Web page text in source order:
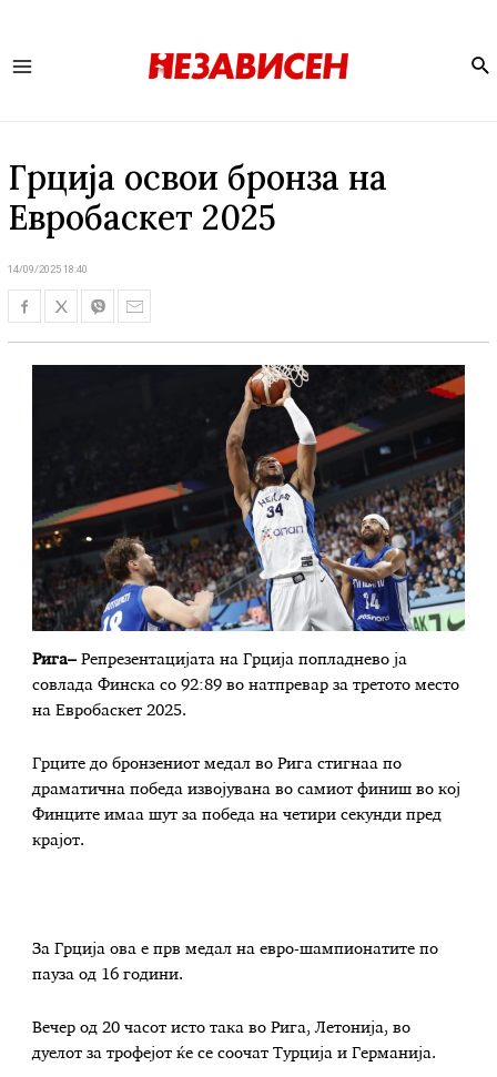
Грција освои бронза на
Евробаскет 2025
14/09/2025 18:40
Рига–Репрезентацијата на Грција попладнево ја
совлада Финска со 92:89 во натпревар за третото место
на Евробаскет 2025.
Грците до бронзениот медал во Рига стигнаа по
драматична победа извојувана во самиот финиш во кој
Финците имаа шут за победа на четири секунди пред
крајот.
За Грција ова е прв медал на евро-шампионатите по
пауза од 16 години.
Вечер од 20 часот исто така во Рига, Летонија, во
дуелот за трофејот ќе се соочат Турција и Германија.